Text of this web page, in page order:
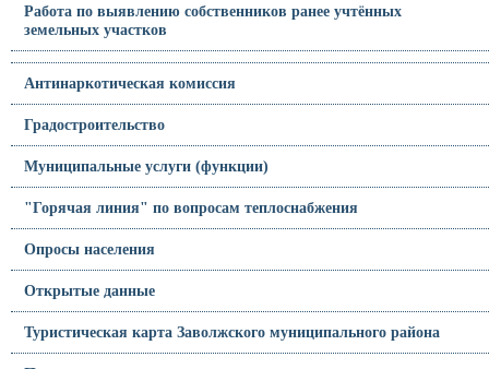
Работа по выявлению собственников ранее учтённых
земельных участков
Антинаркотическая комиссия
Градостроительство
Муниципальные услуги (функции)
"Горячая линия" по вопросам теплоснабжения
Опросы населения
Открытые данные
Туристическая карта Заволжского муниципального района